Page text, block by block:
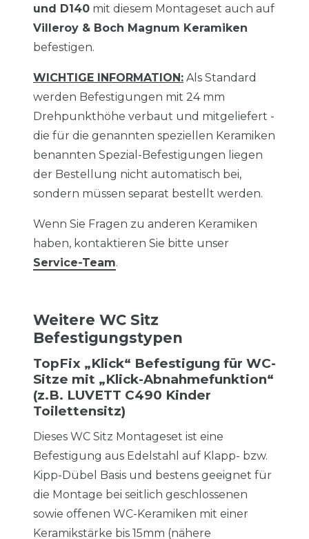
und D140 mit diesem Montageset auch auf
Villeroy & Boch Magnum Keramiken
befestigen.
WICHTIGE INFORMATION: Als Standard
werden Befestigungen mit 24 mm
Drehpunkthöhe verbaut und mitgeliefert -
die für die genannten speziellen Keramiken
benannten Spezial-Befestigungen liegen
der Bestellung nicht automatisch bei,
sondern müssen separat bestellt werden.
Wenn Sie Fragen zu anderen Keramiken
haben, kontaktieren Sie bitte unser
Service-Team.
Weitere WC Sitz
Befestigungstypen
TopFix „Klick“ Befestigung für WC-
Sitze mit „Klick-Abnahmefunktion“
(z.B. LUVETT C490 Kinder
Toilettensitz)
Dieses WC Sitz Montageset ist eine
Befestigung aus Edelstahl auf Klapp- bzw.
Kipp-Dübel Basis und bestens geeignet für
die Montage bei seitlich geschlossenen
sowie offenen WC-Keramiken mit einer
Keramikstärke bis 15mm (nähere